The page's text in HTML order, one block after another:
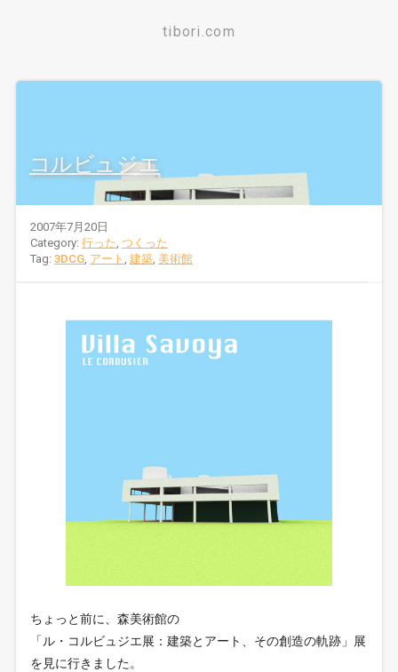
tibori.com
コルビュジエ
2007年7月20日
Category: 行った, つくった
Tag: 3DCG, アート , 建築, 美術館
ちょっと前に、森美術館の
「ル・コルビュジエ展：建築とアート、その創造の軌跡」展
を見に行きました。